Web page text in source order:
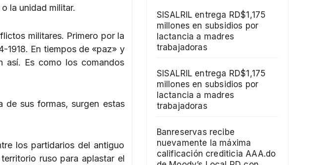
la unidad militar.
militares. Primero por la
1918. En tiempos de «paz» y
así. Es como los comandos
de sus formas, surgen estas
los partidarios del antiguo
ruso para aplastar el
SISALRIL entrega RD$1,175
millones en subsidios por
lactancia a madres
trabajadoras
SISALRIL entrega RD$1,175
millones en subsidios por
lactancia a madres
trabajadoras
Banreservas recibe
nuevamente la máxima
calificación crediticia AAA.do